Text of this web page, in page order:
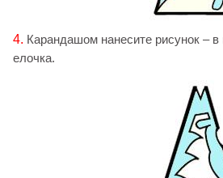
4. Карандашом нанесите рисунок –
елочка.